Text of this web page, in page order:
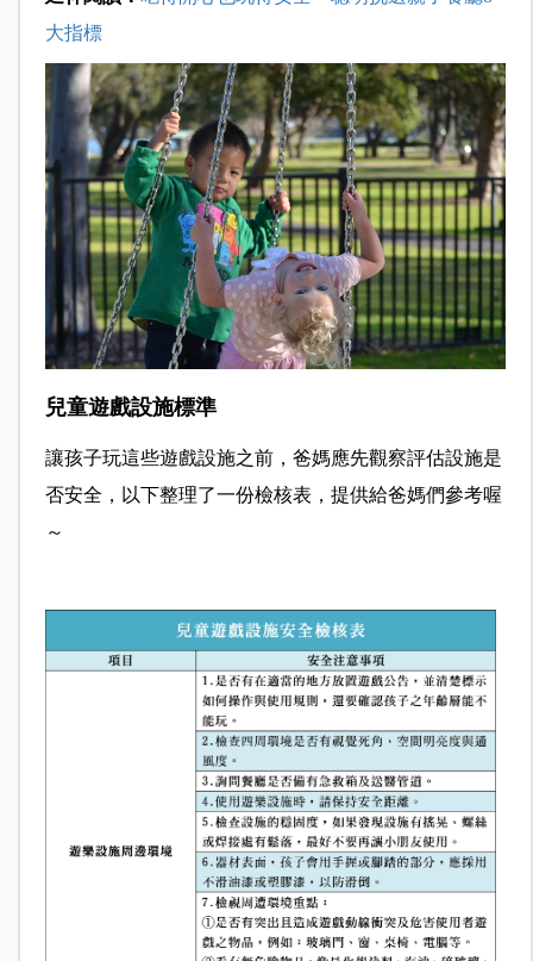
大指標
兒童遊戲設施標準
讓孩子玩這些遊戲設施之前，爸媽應先觀察評估設施是
否安全，以下整理了一份檢核表，提供給爸媽們參考喔
～